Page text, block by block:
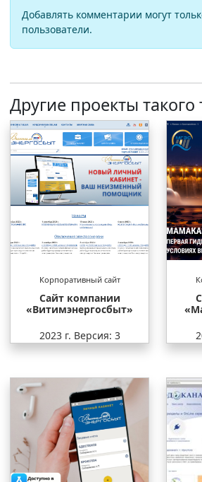
Добавлять комментарии могут
пользователи.
Другие проекты такого
Корпоративный сайт
Сайт компании
«Витимэнергосбыт»
2023 г. Версия: 3